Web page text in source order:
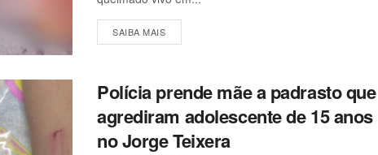
SAIBA MAIS
Polícia prende mãe a padrasto que
agrediram adolescente de 15 anos
no Jorge Teixera